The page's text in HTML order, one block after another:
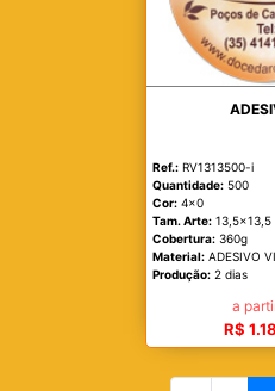
Ref.:RV1313500-i
Quantidade: 500
Cor: 4x0
Tam. Arte:13,5x13,5
Cobertura:360g
Material:ADESIVO
Produção:2 dias
a
R$